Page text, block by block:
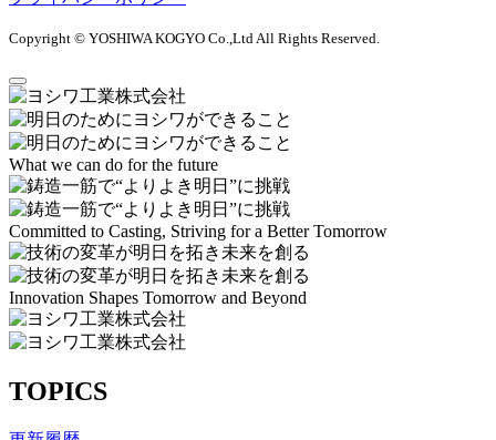
Copyright © YOSHIWA KOGYO Co.,Ltd All Rights Reserved.
What we can do for the future
Committed to Casting, Striving for a Better Tomorrow
Innovation Shapes Tomorrow and Beyond
TOPICS